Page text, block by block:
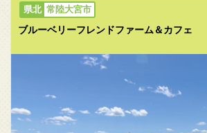
常陸大宮市
ブルーベリーフレンドファーム＆カフェ